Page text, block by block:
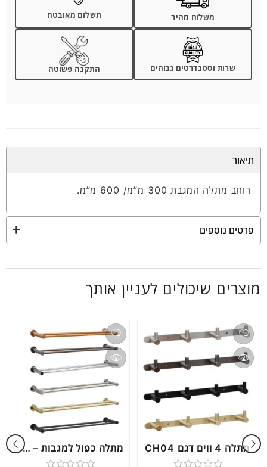
משלוח מהיר תשלום מאובטח
שרות וסטנדרטים גבוהים התקנה פשוטה
תיאור
רוחב מתלה המגבת 300 מ”מ/ 600 מ”מ.
פרטים נוספים
מוצרים שיכולים לעניין אותך
מתלה 4 ווים דגם CH04 מתלה כפול למגבות – Rondo